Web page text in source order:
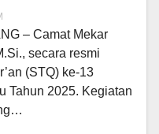
– Camat Mekar
secara resmi
(STQ) ke-13
Tahun 2025. Kegiatan